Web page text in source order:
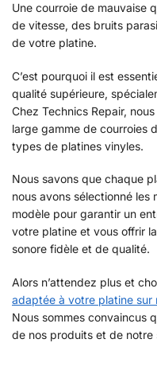
Une courroie de mauvaise
de vitesse, des bruits
de votre platine.
C’est pourquoi il est
qualité supérieure,
Chez Technics Repair,
large gamme de courroies
types de platines vinyles.
Nous savons que chaque
nous avons sélectionné les
modèle pour garantir un
votre platine et vous offrir
sonore fidèle et de qualité.
Alors n’attendez plus et
adaptée à votre platine sur
Nous sommes convaincus
de nos produits et de notre